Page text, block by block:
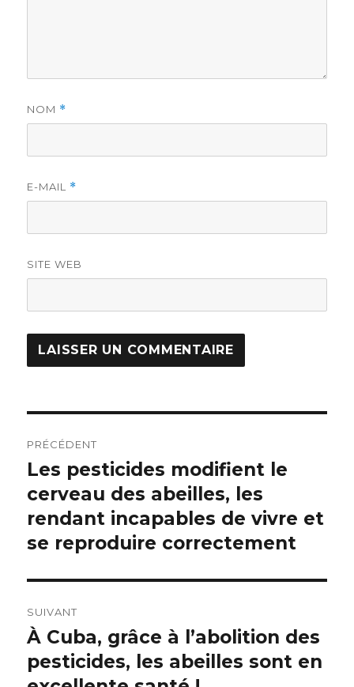
NOM *
E-MAIL *
SITE WEB
de
l’article
PRÉCÉDENT
Publication
précédente :
Les pesticides modifient le
cerveau des abeilles, les
rendant incapables de vivre et
se reproduire correctement
SUIVANT
Publication
suivante :
À Cuba, grâce à l’abolition des
pesticides, les abeilles sont en